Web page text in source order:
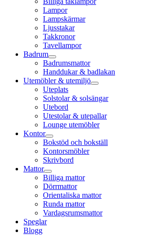
Lampor
Lampskärmar
Ljusstakar
Takkronor
Tavellampor
Badrum
Badrumsmattor
Handdukar & badlakan
Utemöbler & utemiljö
Uteplats
Solstolar & solsängar
Utebord
Utestolar & utepallar
Lounge utemöbler
Kontor
Bokstöd och bokställ
Kontorsmöbler
Skrivbord
Mattor
Billiga mattor
Dörrmattor
Orientaliska mattor
Runda mattor
Vardagsrumsmattor
Speglar
Blogg